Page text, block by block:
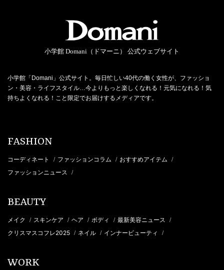
小学館 Domani（ドマーニ） 公式ウェブサイト
小学館「Domani」公式サイト。毎日忙しい40代の働く女性が、ファッショ
ン・美容・ライフスタイル…今よりもっと楽しくなれる！元気になれる！気
持ちよくなれる！こと限定でお届けするメディアです。
FASHION
コーディネート / ファッションコラム / おすすめアイテム /
ファッションニュース /
BEAUTY
メイク / スキンケア / ヘア / ボディ / 最新美容ニュース /
クリスマスコフレ2025 / ネイル / インナービューティ /
WORK